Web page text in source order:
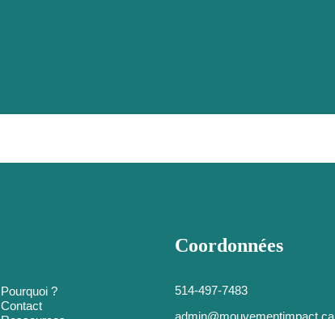
Pourquoi ?
Contact
Coordonnées
514-497-7483
admin@mouvementimpact.ca